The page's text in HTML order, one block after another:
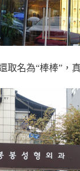
取名為“棒棒”，